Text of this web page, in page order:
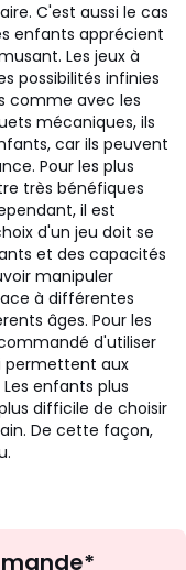
C'est aussi le cas
enfants apprécient
Les jeux à
possibilités infinies
comme avec les
mécaniques, ils
car ils peuvent
Pour les plus
très bénéfiques
il est
d'un jeu doit se
et des capacités
manipuler
à différentes
âges. Pour les
d'utiliser
permettent aux
enfants plus
difficile de choisir
De cette façon,